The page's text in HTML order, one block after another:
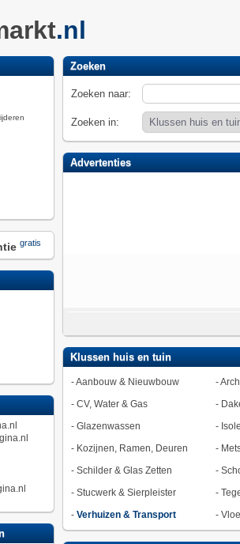
.nl
gratis
Zoeken
Zoeken naar:
Zoeken in:
Advertenties
Klussen huis en tuin
-Aanbouw & Nieuwbouw -
- CV, Water & Gas -
- Glazenwassen -
- Kozijnen, Ramen, Deuren -
- Schilder & Glas Zetten -
- Stucwerk & Sierpleister -
- Verhuizen & Transport -